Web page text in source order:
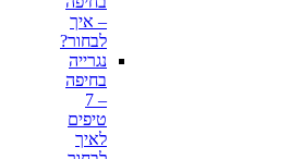
– איך
לבחור?
נגרייה
בחיפה
– 7
טיפים
לאיך